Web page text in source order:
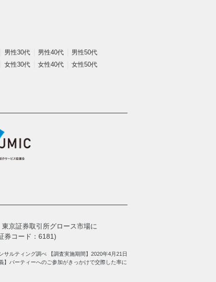
男性30代 男性40代
男性50代
女性30代 女性40代 女性50代
東京証券取引所グロース市場に
券コード：6181)
ルティング調べ 【調査実施期間】2020年4月21日
】パーティーへのご参加がきっかけで交際した率に